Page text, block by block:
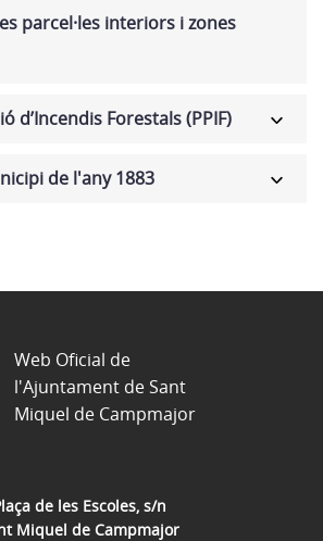
parcel·les interiors i zones
d’Incendis Forestals (PPIF)
de l'any 1883
de les Escoles, s/n
Miquel de Campmajor
Web Oficial de
l'Ajuntament de Sant
Miquel de Campmajor